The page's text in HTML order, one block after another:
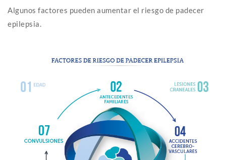
Algunos factores pueden aumentar el riesgo de padecer
epilepsia.